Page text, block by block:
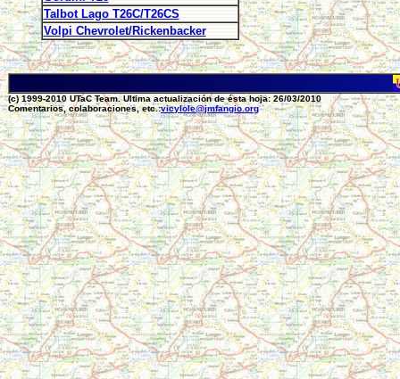
Talbot Lago T26C/T26CS
Volpi Chevrolet/Rickenbacker
(c) 1999-2010 UTaC Team. Ultima actualización de ésta hoja: 26/03/2010
Comentarios, colaboraciones, etc.:vicylole@jmfangio.org